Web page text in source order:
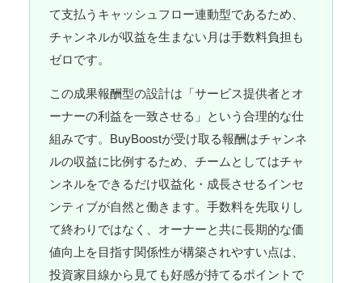
て支払うキャッシュフロー連動型であるため、
チャンネルが収益を生まない月は手数料負担も
ゼロです。
この成果報酬型の設計は「サービス提供者とオ
ーナーの利益を一致させる」という合理的な仕
組みです。BuyBoostが受け取る報酬はチャンネ
ルの収益に比例するため、チームとしてはチャ
ンネルをできるだけ収益化・成長させるインセ
ンティブが自然と働きます。手数料を先取りし
て終わりではなく、オーナーと共に長期的な価
値向上を目指す関係性が構築されやすい点は、
投資家目線から見ても好感が持てるポイントで